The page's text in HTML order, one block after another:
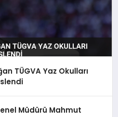
TÜGVA Yaz Okulları
Müdürü Mahmut